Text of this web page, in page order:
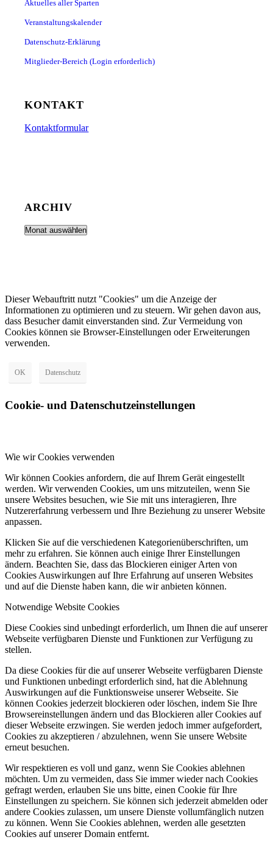
Aktuelles aller Sparten
Veranstaltungskalender
Datenschutz-Erklärung
Mitglieder-Bereich (Login erforderlich)
KONTAKT
Kontaktformular
ARCHIV
Dieser Webauftritt nutzt "Cookies" um die Anzeige der
Informationen zu optimieren und zu steuern. Wir gehen davon aus,
dass Besucher damit einverstanden sind. Zur Vermeidung von
Cookies können sie Browser-Einstellungen oder Erweiterungen
verwenden.
OK Datenschutz
Cookie- und Datenschutzeinstellungen
Wie wir Cookies verwenden
Wir können Cookies anfordern, die auf Ihrem Gerät eingestellt
werden. Wir verwenden Cookies, um uns mitzuteilen, wenn Sie
unsere Websites besuchen, wie Sie mit uns interagieren, Ihre
Nutzererfahrung verbessern und Ihre Beziehung zu unserer Website
anpassen.
Klicken Sie auf die verschiedenen Kategorienüberschriften, um
mehr zu erfahren. Sie können auch einige Ihrer Einstellungen
ändern. Beachten Sie, dass das Blockieren einiger Arten von
Cookies Auswirkungen auf Ihre Erfahrung auf unseren Websites
und auf die Dienste haben kann, die wir anbieten können.
Notwendige Website Cookies
Diese Cookies sind unbedingt erforderlich, um Ihnen die auf unserer
Webseite verfügbaren Dienste und Funktionen zur Verfügung zu
stellen.
Da diese Cookies für die auf unserer Webseite verfügbaren Dienste
und Funktionen unbedingt erforderlich sind, hat die Ablehnung
Auswirkungen auf die Funktionsweise unserer Webseite. Sie
können Cookies jederzeit blockieren oder löschen, indem Sie Ihre
Browsereinstellungen ändern und das Blockieren aller Cookies auf
dieser Webseite erzwingen. Sie werden jedoch immer aufgefordert,
Cookies zu akzeptieren / abzulehnen, wenn Sie unsere Website
erneut besuchen.
Wir respektieren es voll und ganz, wenn Sie Cookies ablehnen
möchten. Um zu vermeiden, dass Sie immer wieder nach Cookies
gefragt werden, erlauben Sie uns bitte, einen Cookie für Ihre
Einstellungen zu speichern. Sie können sich jederzeit abmelden oder
andere Cookies zulassen, um unsere Dienste vollumfänglich nutzen
zu können. Wenn Sie Cookies ablehnen, werden alle gesetzten
Cookies auf unserer Domain entfernt.